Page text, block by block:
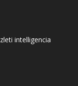
intelligencia